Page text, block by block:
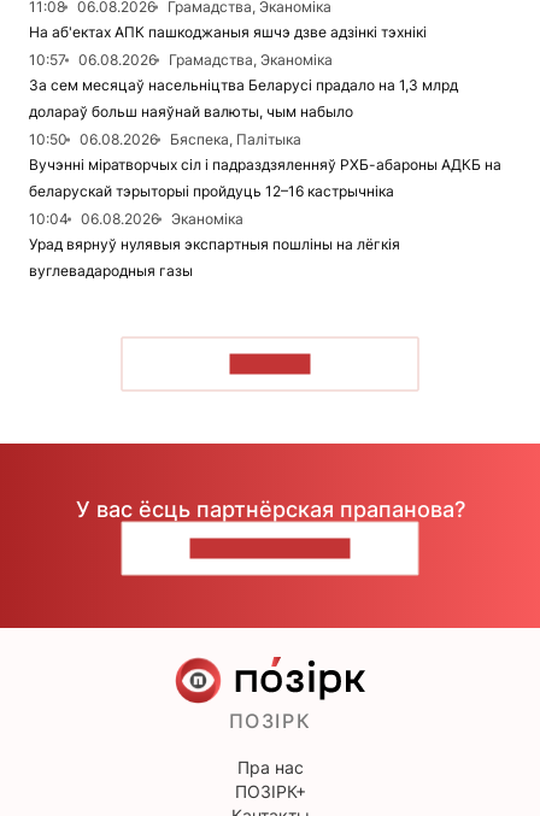
11:08
06.08.2026
Грамадства, Эканоміка
На аб'ектах АПК пашкоджаныя яшчэ дзве адзінкі тэхнікі
10:57
06.08.2026
Грамадства, Эканоміка
За сем месяцаў насельніцтва Беларусі прадало на 1,3 млрд
долараў больш наяўнай валюты, чым набыло
10:50
06.08.2026
Бяспека, Палітыка
Вучэнні міратворчых сіл і падраздзяленняў РХБ-абароны АДКБ на
беларускай тэрыторыі пройдуць 12–16 кастрычніка
10:04
06.08.2026
Эканоміка
Урад вярнуў нулявыя экспартныя пошліны на лёгкія
вуглевадародныя газы
У вас ёсць партнёрская прапанова?
ПОЗІРК
Пра нас
ПОЗІРК+